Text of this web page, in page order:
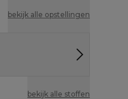
bekijk alle opstellingen
bekijk alle stoffen